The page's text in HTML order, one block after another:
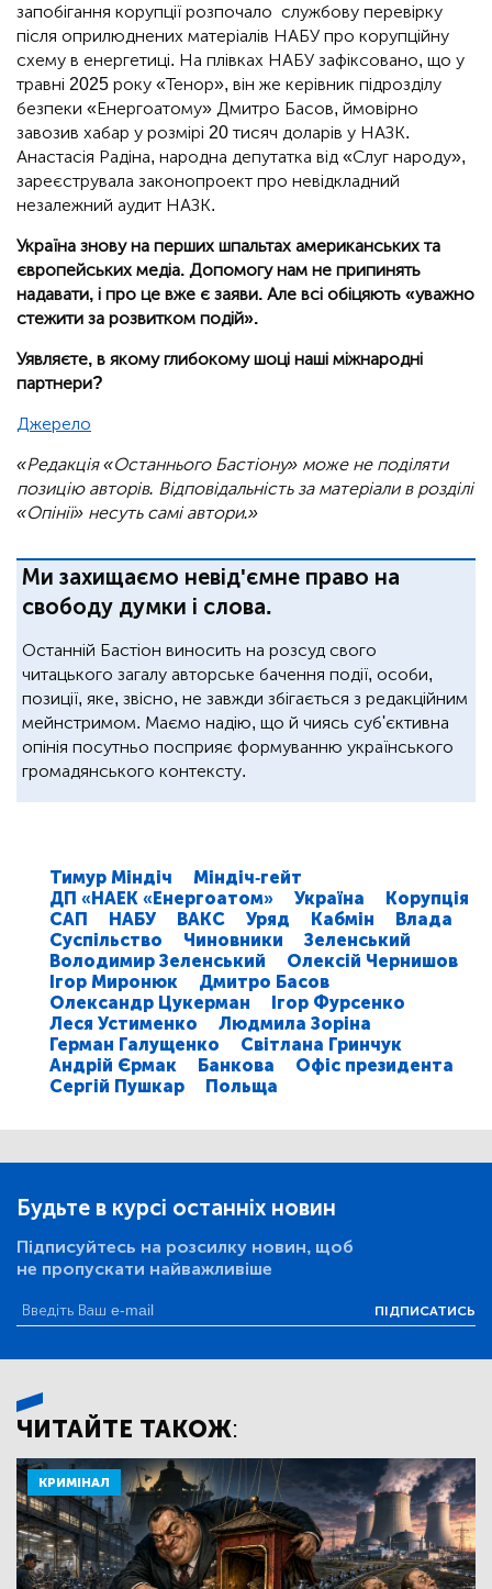
запобігання корупції розпочало службову перевірку
після оприлюднених матеріалів НАБУ про корупційну
схему в енергетиці. На плівках НАБУ зафіксовано, що у
травні 2025 року «Тенор», він же керівник підрозділу
безпеки «Енергоатому» Дмитро Басов, ймовірно
завозив хабар у розмірі 20 тисяч доларів у НАЗК.
Анастасія Радіна, народна депутатка від «Слуг народу»,
зареєструвала законопроект про невідкладний
незалежний аудит НАЗК.
Україна знову на перших шпальтах американських та
європейських медіа. Допомогу нам не припинять
надавати, і про це вже є заяви. Але всі обіцяють «уважно
стежити за розвитком подій».
Уявляєте, в якому глибокому шоці наші міжнародні
партнери?
Джерело
«Редакція «Останнього Бастіону» може не поділяти
позицію авторів. Відповідальність за матеріали в розділі
«Опінії» несуть самі автори.»
Ми захищаємо невід'ємне право на
свободу думки і слова.
Останній Бастіон виносить на розсуд свого
читацького загалу авторське бачення події, особи,
позиції, яке, звісно, не завжди збігається з редакційним
мейнстримом. Маємо надію, що й чиясь суб'єктивна
опінія посутньо посприяє формуванню українського
громадянського контексту.
Тимур Міндіч
Міндіч-гейт
ДП «НАЕК «Енергоатом»
Україна
Корупція
САП
НАБУ ВАКС Уряд Кабмін
Влада
Суспільство
Чиновники
Зеленський
Володимир Зеленський
Олексій Чернишов
Ігор Миронюк
Дмитро Басов
Олександр Цукерман
Ігор Фурсенко
Леся Устименко
Людмила Зоріна
Герман Галущенко
Світлана Гринчук
Андрій Єрмак
Банкова
Офіс президента
Сергій Пушкар
Польща
Будьте в курсі останніх новин
Підписуйтесь на розсилку новин, щоб
не пропускати найважливіше
ПІДПИСАТИСЬ
ЧИТАЙТЕ ТАКОЖ:
КРИМІНАЛ